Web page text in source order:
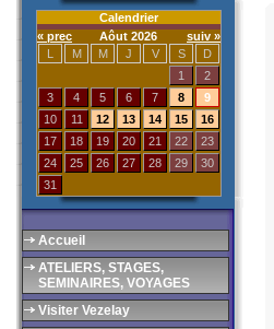
Calendrier
« prec
Aôut 2026
suiv »
L
M M J V S
D
1
2
3
4 5 6 7 8
9
10
11 12 13 14 15
16
17
18 19 20 21 22
23
24
25 26 27 28 29
30
31
Accueil
ATELIERS, STAGES,
SEMINAIRES, VOYAGES
Visiter Vezelay